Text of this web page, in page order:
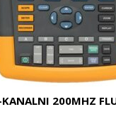
KANALNI 200MHZ